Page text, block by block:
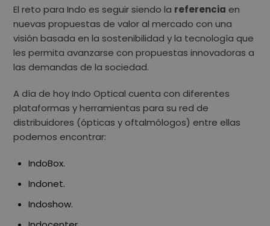
El reto para Indo es seguir siendo la referencia en
nuevas propuestas de valor al mercado con una
visión basada en la sostenibilidad y la tecnología que
les permita avanzarse con propuestas innovadoras a
las demandas de la sociedad.
A día de hoy Indo Optical cuenta con diferentes
plataformas y herramientas para su red de
distribuidores (ópticas y oftalmólogos) entre ellas
podemos encontrar:
IndoBox.
Indonet.
Indoshow.